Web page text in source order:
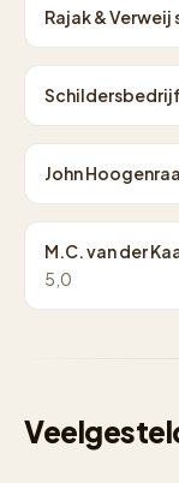
Rajak &
John
M.C. van der
5,0